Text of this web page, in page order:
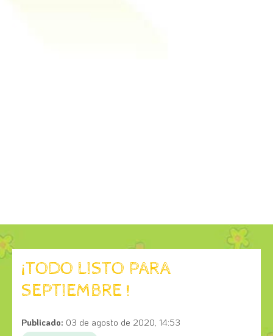
¡TODO LISTO PARA
SEPTIEMBRE !
Publicado: 03 de agosto de 2020, 14:53